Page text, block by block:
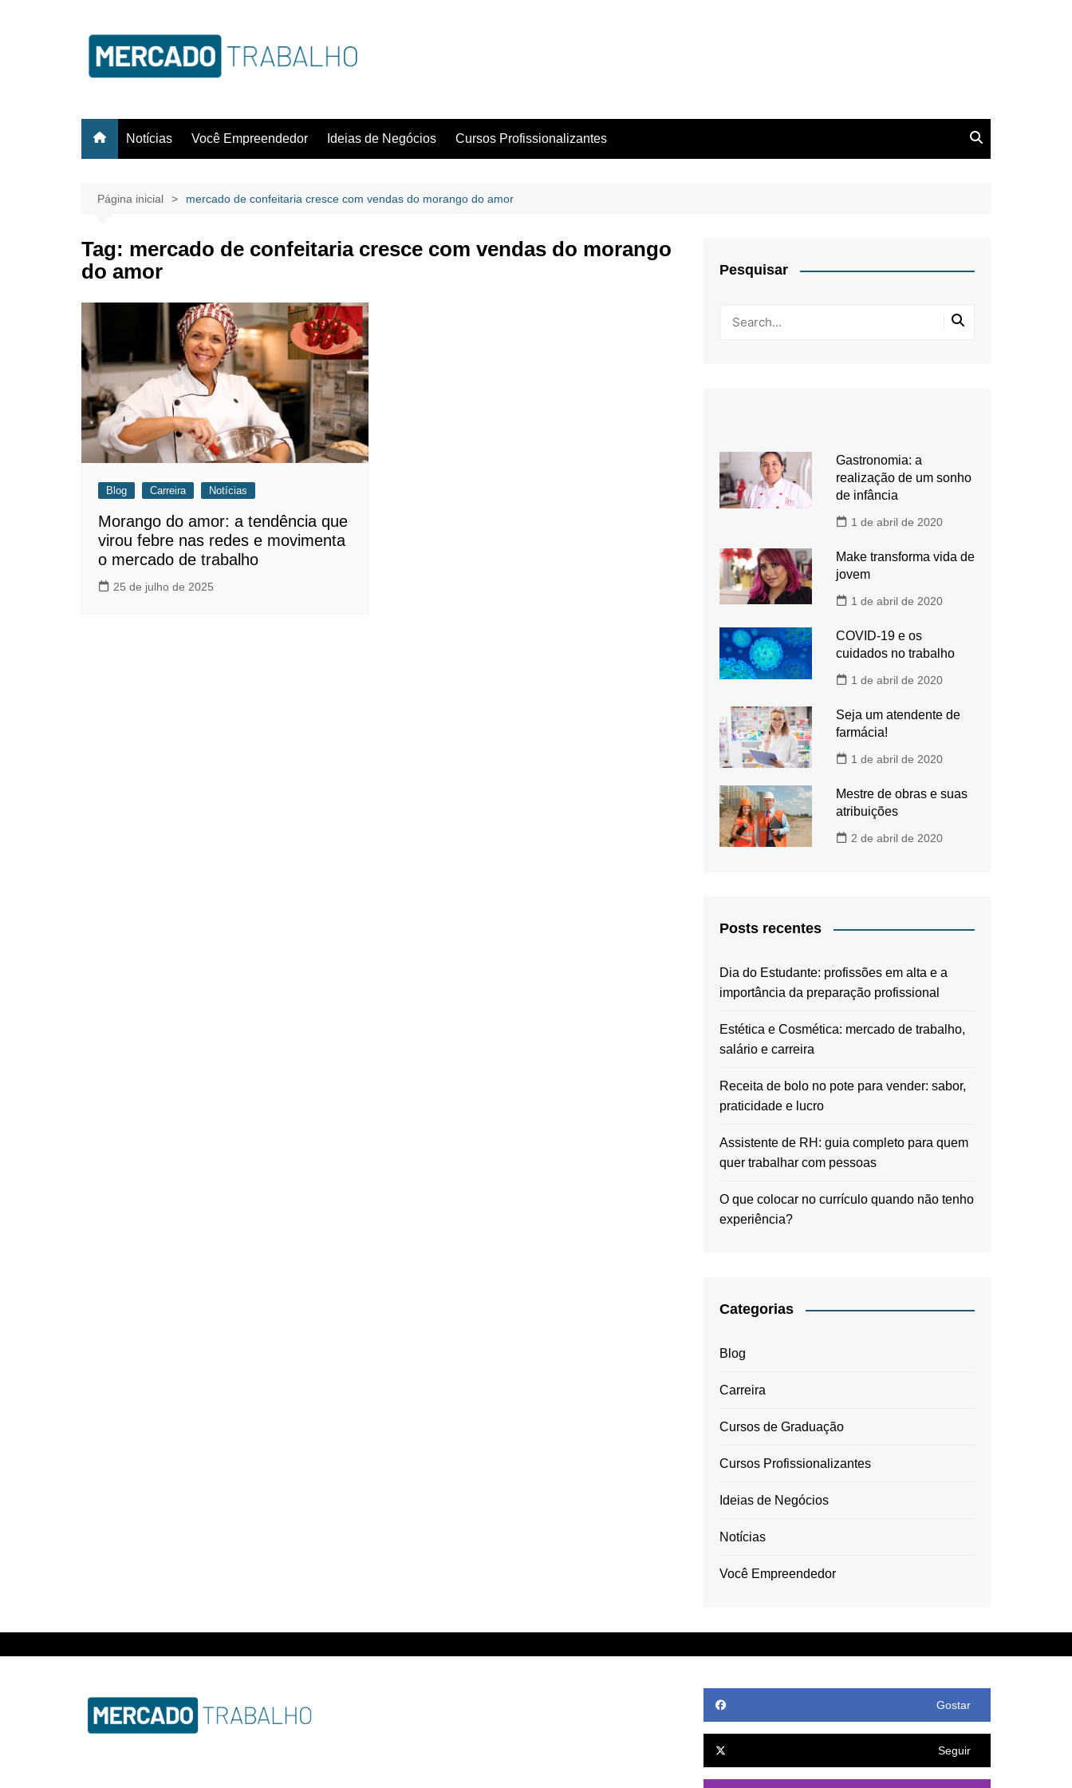
Notícias Você Empreendedor Ideias de Negócios Cursos Profissionalizantes
Página inicial mercado de confeitaria cresce com vendas do morango do amor
Tag: mercado de confeitaria cresce com vendas do morango
do amor
Blog Carreira Notícias
Morango do amor: a tendência que
virou febre nas redes e movimenta
o mercado de trabalho
25 de julho de 2025
Pesquisar
Gastronomia: a
realização de um sonho
de infância
1 de abril de 2020
Make transforma vida de
jovem
1 de abril de 2020
COVID-19 e os
cuidados no trabalho
1 de abril de 2020
Seja um atendente de
farmácia!
1 de abril de 2020
Mestre de obras e suas
atribuições
2 de abril de 2020
Posts recentes
Dia do Estudante: profissões em alta e a
importância da preparação profissional
Estética e Cosmética: mercado de trabalho,
salário e carreira
Receita de bolo no pote para vender: sabor,
praticidade e lucro
Assistente de RH: guia completo para quem
quer trabalhar com pessoas
O que colocar no currículo quando não tenho
experiência?
Categorias
Blog
Carreira
Cursos de Graduação
Cursos Profissionalizantes
Ideias de Negócios
Notícias
Você Empreendedor
Gostar
Seguir